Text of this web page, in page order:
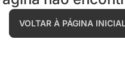
VOLTAR À PÁGINA